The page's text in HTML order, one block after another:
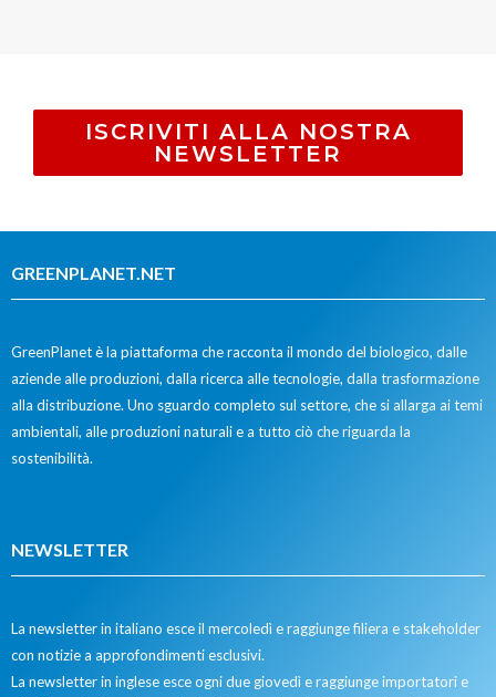
ISCRIVITI ALLA NOSTRA
NEWSLETTER
GREENPLANET.NET
GreenPlanet è la piattaforma che racconta il mondo del biologico, dalle
aziende alle produzioni, dalla ricerca alle tecnologie, dalla trasformazione
alla distribuzione. Uno sguardo completo sul settore, che si allarga ai temi
ambientali, alle produzioni naturali e a tutto ciò che riguarda la
sostenibilità.
NEWSLETTER
La newsletter in italiano esce il mercoledì e raggiunge filiera e stakeholder
con notizie a approfondimenti esclusivi.
La newsletter in inglese esce ogni due giovedì e raggiunge importatori e